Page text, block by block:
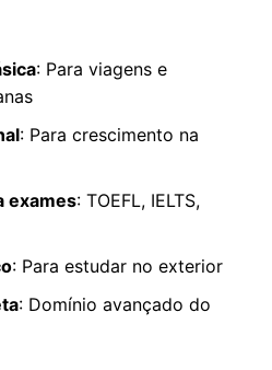
: Para viagens e
: Para crescimento na
exames: TOEFL, IELTS,
: Para estudar no exterior
: Domínio avançado do